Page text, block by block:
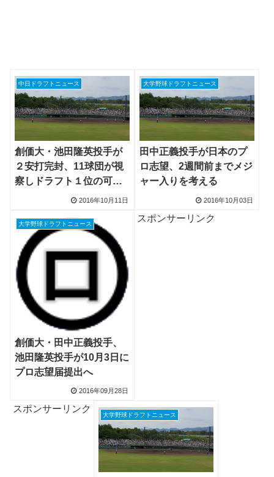
中日ドラフトニュース
創価大・池田隆英投手が
２安打完封、11球団が視
察しドラフト１位の可能
2016年10月11日
大学野球ドラフトニュース
田中正義投手が日本のプ
ロ志望、2週間前までメジ
ャー入りを考える
2016年10月03日
大学野球ドラフトニュース
創価大・田中正義投手、
池田隆英投手が10月3日に
プロ志望届提出へ
2016年09月28日
スポンサーリンク
スポンサーリンク
大学野球ドラフトニュース